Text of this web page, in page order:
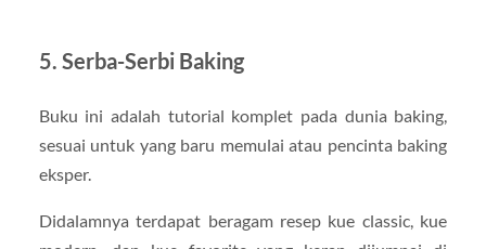
5. Serba-Serbi Baking
Buku ini adalah tutorial komplet pada dunia baking,
sesuai untuk yang baru memulai atau pencinta baking
eksper.
Didalamnya terdapat beragam resep kue classic, kue